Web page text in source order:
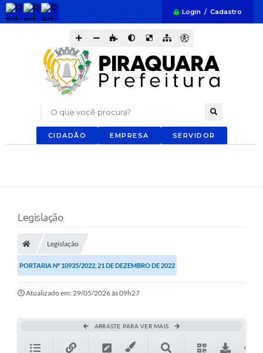
Login / Cadastro
O que você procura?
CIDADÃO EMPRESA SERVIDOR
Legislação
Legislação
PORTARIA Nº 10935/2022, 21 DE DEZEMBRO DE 2022
Atualizado em: 29/05/2026 às 09h27
ARRASTE PARA VER MAIS